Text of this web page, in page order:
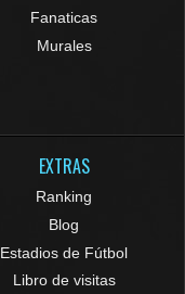
Fanaticas
Murales
EXTRAS
Ranking
Blog
Estadios de Fútbol
Libro de visitas